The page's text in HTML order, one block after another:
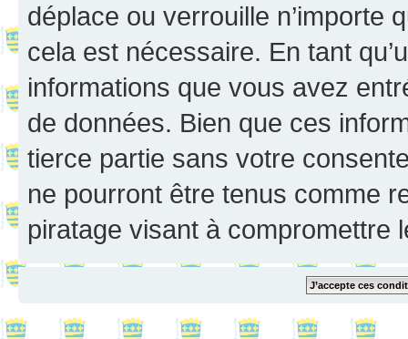
déplace ou verrouille n’importe
cela est nécessaire. En tant
informations que vous avez
de données. Bien que ces
tierce partie sans votre
ne pourront être tenus comme
piratage visant à compromettre